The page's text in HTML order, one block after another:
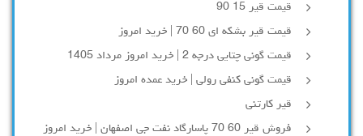
قیمت قیر 15 90
قیمت قیر بشکه ای 60 70 | خرید امروز
قیمت گونی چتایی درجه 2 | خرید امروز مرداد 1405
قیمت گونی کنفی رولی | خرید عمده امروز
قیر کارتنی
فروش قیر 60 70 پاسارگاد نفت جی اصفهان | خرید امروز